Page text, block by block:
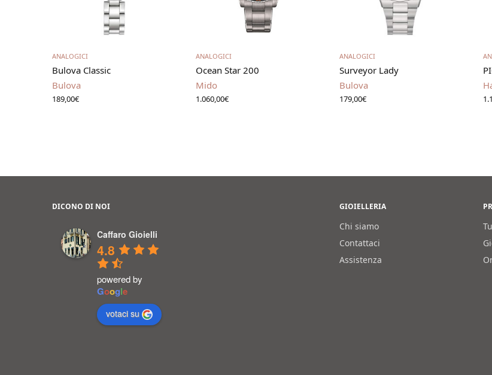
ANALOGICI
Bulova Classic
Bulova
189,00€
Aggiungi al carrello
ANALOGICI
Ocean Star 200
Mido
1.060,00€
ANALOGICI
Surveyor Lady
Bulova
179,00€
DICONO DI NOI
Caffaro Gioielli
4.8
powered by
Google
votaci su
GIOIELLERIA
Chi siamo
Contattaci
Assistenza